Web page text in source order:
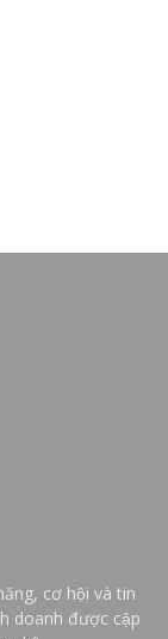
cơ hội và tin
doanh được cập